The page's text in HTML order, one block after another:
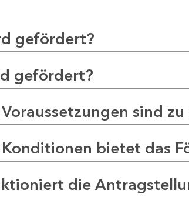
gefördert?
gefördert?
sind
bietet das
die